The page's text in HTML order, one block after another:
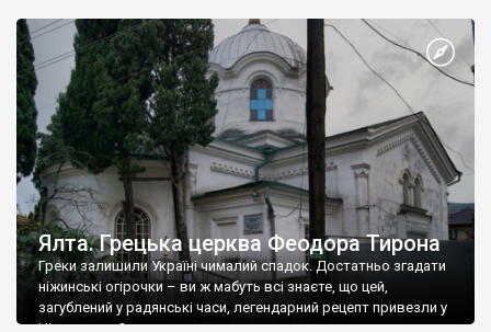
Ялта. Грецька церква Феодора Тирона
Греки залишили Україні чималий спадок. Достатньо згадати
ніжинські огірочки – ви ж мабуть всі знаєте, що цей,
загублений у радянські часи, легендарний рецепт привезли у
Ніжин греки?